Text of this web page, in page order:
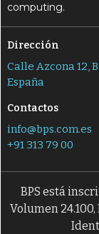
computing.
Dirección
Calle Azcona 12,
España
Contactos
info@bps.com.es
+91 313 79 00
BPS está
Volumen